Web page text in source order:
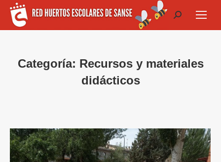
Buscar:
Categoría: Recursos y materiales
didácticos